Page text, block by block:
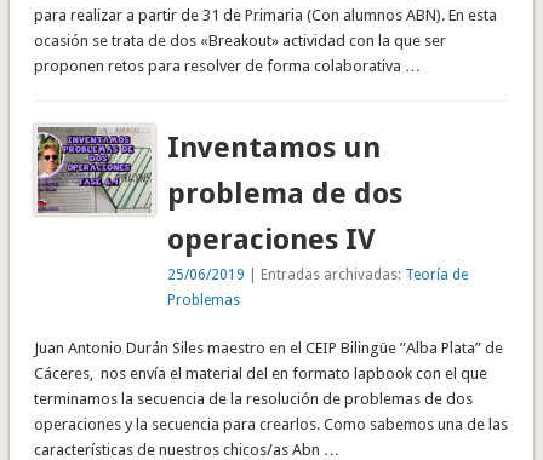
para realizar a partir de 31 de Primaria (Con alumnos ABN). En esta
ocasión se trata de dos «Breakout» actividad con la que ser
proponen retos para resolver de forma colaborativa …
Inventamos un
problema de dos
operaciones IV
25/06/2019 | Entradas archivadas: Teoría de
Problemas
Juan Antonio Durán Siles maestro en el CEIP Bilingüe ”Alba Plata” de
Cáceres, nos envía el material del en formato lapbook con el que
terminamos la secuencia de la resolución de problemas de dos
operaciones y la secuencia para crearlos. Como sabemos una de las
características de nuestros chicos/as Abn …